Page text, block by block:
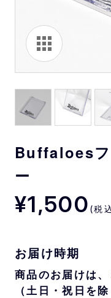
Buffaloesフ
ー
¥1,500 (税
お届け時期
商品のお届けは
（土日・祝日を